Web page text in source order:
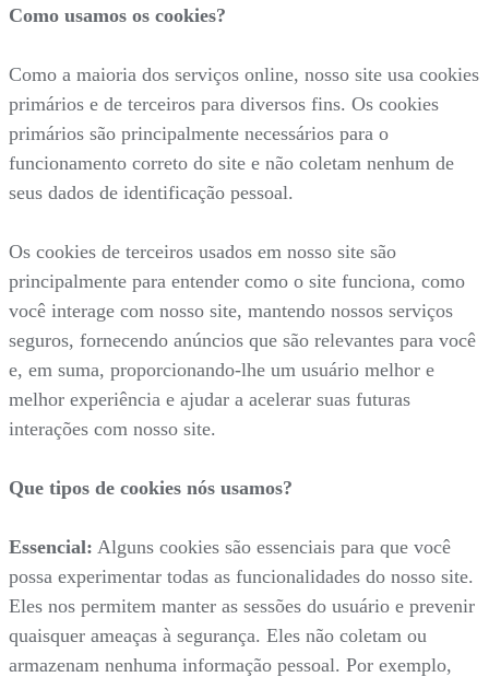
Como usamos os cookies?
Como a maioria dos serviços online, nosso site usa cookies
primários e de terceiros para diversos fins. Os cookies
primários são principalmente necessários para o
funcionamento correto do site e não coletam nenhum de
seus dados de identificação pessoal.
Os cookies de terceiros usados em nosso site são
principalmente para entender como o site funciona, como
você interage com nosso site, mantendo nossos serviços
seguros, fornecendo anúncios que são relevantes para você
e, em suma, proporcionando-lhe um usuário melhor e
melhor experiência e ajudar a acelerar suas futuras
interações com nosso site.
Que tipos de cookies nós usamos?
Essencial: Alguns cookies são essenciais para que você
possa experimentar todas as funcionalidades do nosso site.
Eles nos permitem manter as sessões do usuário e prevenir
quaisquer ameaças à segurança. Eles não coletam ou
armazenam nenhuma informação pessoal. Por exemplo,